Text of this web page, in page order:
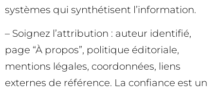
systèmes qui synthétisent l’information.
– Soignez l’attribution : auteur identifié,
page “À propos”, politique éditoriale,
mentions légales, coordonnées, liens
externes de référence. La confiance est un